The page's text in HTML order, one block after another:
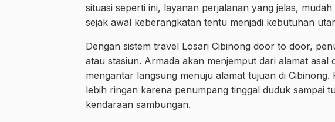
situasi seperti ini, layanan perjalanan yang jelas,
sejak awal keberangkatan tentu menjadi kebutuhan
Dengan sistem travel Losari Cibinong door to door,
atau stasiun. Armada akan menjemput dari alamat asal
mengantar langsung menuju alamat tujuan di
lebih ringan karena penumpang tinggal duduk sampai
kendaraan sambungan.